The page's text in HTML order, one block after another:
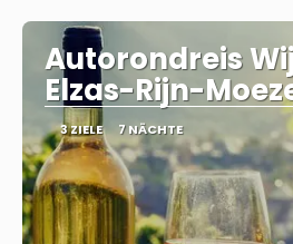
Autorondreis
Elzas-Rijn-
3 ZIELE 7 NÄCHTE